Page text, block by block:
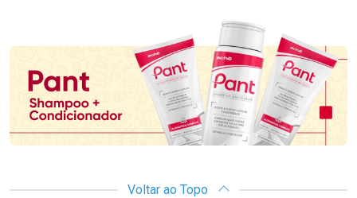
Promoção em Destaque
Voltar ao Topo